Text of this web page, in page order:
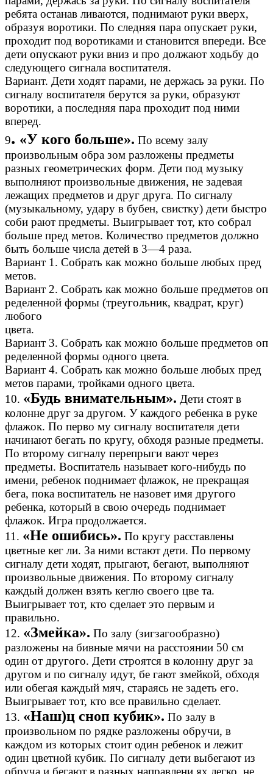
ребята останав ливаются, поднимают руки вверх,
образуя воротики. По следняя пара опускает руки,
проходит под воротиками и становится впереди. Все
дети опускают руки вниз и про должают ходьбу до
следующего сигнала воспитателя.
Вариант. Дети ходят парами, не держась за руки. По
сигналу воспитателя берутся за руки, образуют
воротики, а последняя пара проходит под ними
вперед.
9. «У кого больше». По всему залу
произвольным обра зом разложены предметы
разных геометрических форм. Дети под музыку
выполняют произвольные движения, не задевая
лежащих предметов и друг друга. По сигналу
(музыкальному, удару в бубен, свистку) дети быстро
соби рают предметы. Выигрывает тот, кто собрал
больше пред метов. Количество предметов должно
быть больше числа детей в 3—4 раза.
Вариант 1. Собрать как можно больше любых пред
метов.
Вариант 2. Собрать как можно больше предметов оп
ределенной формы (треугольник, квадрат, круг)
любого
цвета.
Вариант 3. Собрать как можно больше предметов оп
ределенной формы одного цвета.
Вариант 4. Собрать как можно больше любых пред
метов парами, тройками одного цвета.
10. «Будь внимательным». Дети стоят в
колонне друг за другом. У каждого ребенка в руке
флажок. По перво му сигналу воспитателя дети
начинают бегать по кругу, обходя разные предметы.
По второму сигналу перепрыги вают через
предметы. Воспитатель называет кого-нибудь по
имени, ребенок поднимает флажок, не прекращая
бега, пока воспитатель не назовет имя другого
ребенка, который в свою очередь поднимает
флажок. Игра продолжается.
11. «Не ошибись». По кругу расставлены
цветные кег ли. За ними встают дети. По первому
сигналу дети ходят, прыгают, бегают, выполняют
произвольные движения. По второму сигналу
каждый должен взять кеглю своего цве та.
Выигрывает тот, кто сделает это первым и
правильно.
12. «Змейка». По залу (зигзагообразно)
разложены на бивные мячи на расстоянии 50 см
один от другого. Дети строятся в колонну друг за
другом и по сигналу идут, бе гают змейкой, обходя
или обегая каждый мяч, стараясь не задеть его.
Выигрывает тот, кто все правильно сделает.
13. «Наш)ц сноп кубик». По залу в
произвольном по рядке разложены обручи, в
каждом из которых стоит один ребенок и лежит
один цветной кубик. По сигналу дети выбегают из
обруча и бегают в разных направлени ях легко, не